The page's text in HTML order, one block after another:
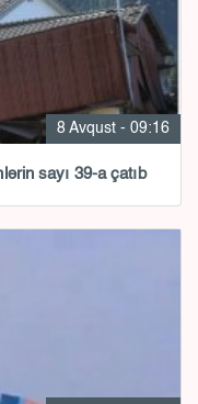
8 Avqust - 09:16
sayı 39-a çatıb